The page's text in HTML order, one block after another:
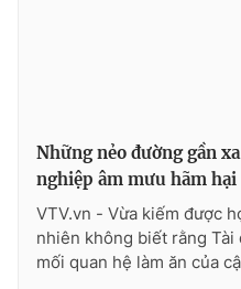
Những nẻo đường gần
nghiệp âm mưu hãm hại
VTV.vn - Vừa kiếm được
nhiên không biết rằng Tài
mối quan hệ làm ăn của